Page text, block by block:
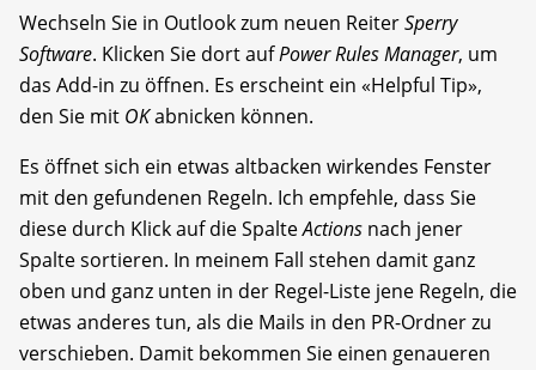
Wechseln Sie in Outlook zum neuen ReiterSperry
Software. Klicken Sie dort aufPower Rules Manager, um
das Add-in zu öffnen. Es erscheint ein «Helpful Tip»,
den Sie mit OKabnicken können.
Es öffnet sich ein etwas altbacken wirkendes Fenster
mit den gefundenen Regeln. Ich empfehle, dass Sie
diese durch Klick auf die SpalteActions nach jener
Spalte sortieren. In meinem Fall stehen damit ganz
oben und ganz unten in der Regel-Liste jene Regeln, die
etwas anderes tun, als die Mails in den PR-Ordner zu
verschieben. Damit bekommen Sie einen genaueren